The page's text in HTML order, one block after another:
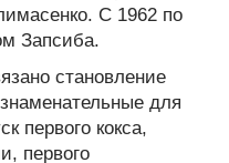
С 1962 по
Запсиба.
становление
знаменательные для
первого кокса,
первого